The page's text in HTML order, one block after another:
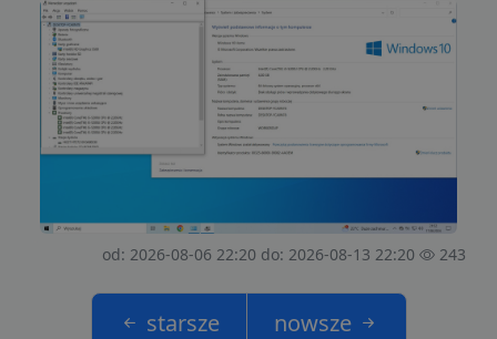
od: 2026-08-06 22:20 do: 2026-08-13 22:20 243
starsze nowsze